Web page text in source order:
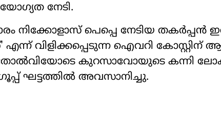
നേടി.
നിക്കോളാസ് പെപ്പെ നേടിയ തകർപ്പൻ
എന്ന് വിളിക്കപ്പെടുന്ന ഐവറി കോസ്റ്റിന്
തോൽവിയോടെ കുറസാവോയുടെ കന്നി
ഘട്ടത്തിൽ അവസാനിച്ചു.